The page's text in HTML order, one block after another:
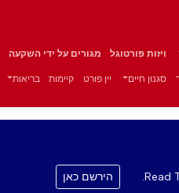
ויזות פורטוגל מגורים על ידי השקעה
סגנון חיים יין פורט קיימות בריאות
Read הירשם כאן